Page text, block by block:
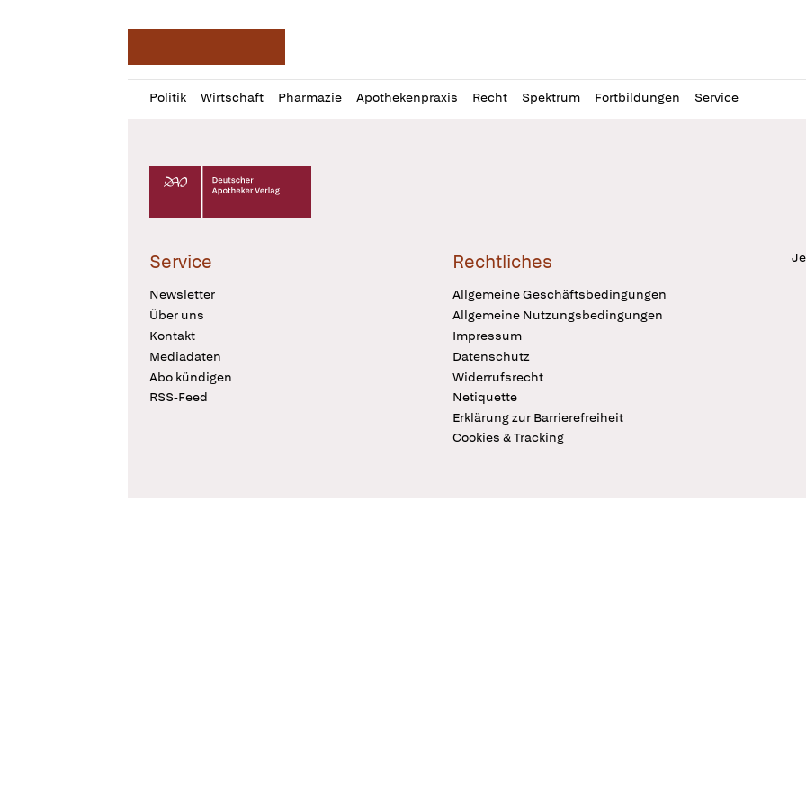
Politik Wirtschaft Pharmazie Apothekenpraxis Recht Spektrum Fortbildungen Service
Profil
öffnen
Daz
Pur
Deutscher Apotheker Verlag Logo
Service
Newsletter
Über uns
Kontakt
Mediadaten
Abo kündigen
RSS-Feed
Rechtliches
Allgemeine Geschäftsbedingungen
Allgemeine Nutzungsbedingungen
Impressum
Datenschutz
Widerrufsrecht
Netiquette
Erklärung zur Barrierefreiheit
Cookies & Tracking